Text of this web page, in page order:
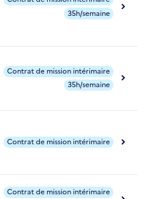
35h/semaine
Contrat de mission intérimaire
35h/semaine
Contrat de mission intérimaire
Contrat de mission intérimaire